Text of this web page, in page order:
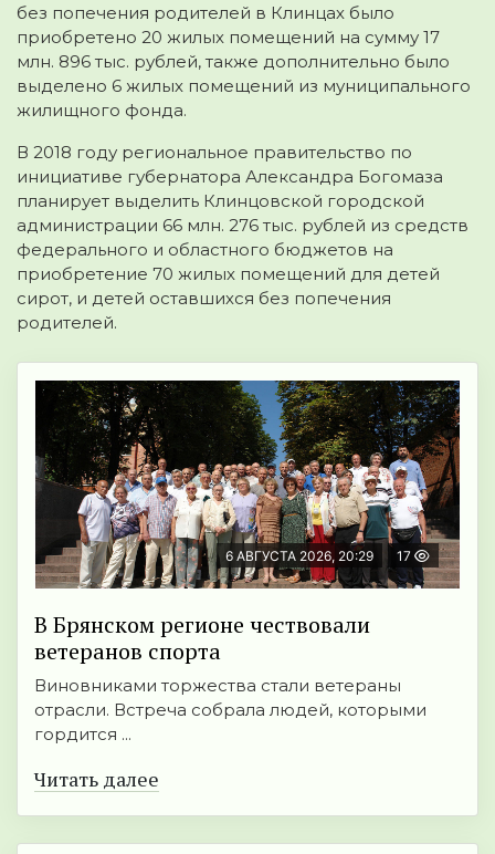
без попечения родителей в Клинцах было
приобретено 20 жилых помещений на сумму 17
млн. 896 тыс. рублей, также дополнительно было
выделено 6 жилых помещений из муниципального
жилищного фонда.
В 2018 году региональное правительство по
инициативе губернатора Александра Богомаза
планирует выделить Клинцовской городской
администрации 66 млн. 276 тыс. рублей из средств
федерального и областного бюджетов на
приобретение 70 жилых помещений для детей
сирот, и детей оставшихся без попечения
родителей.
6 АВГУСТА 2026, 20:29 17
В Брянском регионе чествовали
ветеранов спорта
Виновниками торжества стали ветераны
отрасли. Встреча собрала людей, которыми
гордится ...
Читать далее